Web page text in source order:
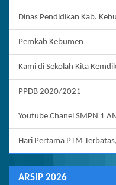
Dinas Pendidikan Kab.
Pemkab Kebumen
Kami di Sekolah Kita
PPDB 2020/2021
Youtube Chanel SMPN 1
Hari Pertama PTM
ARSIP 2026